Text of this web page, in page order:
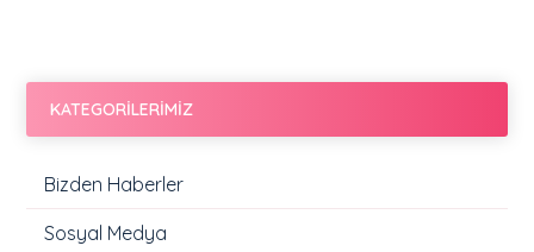
KATEGORİLERİMİZ
Bizden Haberler
Sosyal Medya